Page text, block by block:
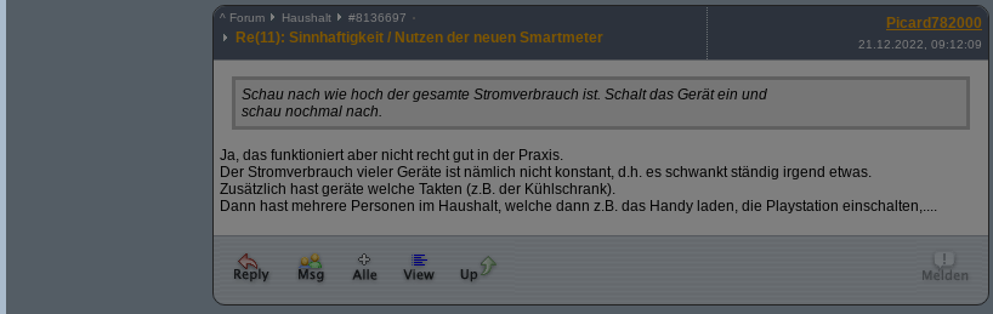
^ Forum Haushalt #8136697
Re(11): Sinnhaftigkeit / Nutzen der neuen Smartmeter
Picard782000
21.12.2022, 09:12:09
Schau nach wie hoch der gesamte Stromverbrauch ist. Schalt das Gerät ein und
schau nochmal nach.
Ja, das funktioniert aber nicht recht gut in der Praxis.
Der Stromverbrauch vieler Geräte ist nämlich nicht konstant, d.h. es schwankt ständig irgend etwas.
Zusätzlich hast geräte welche Takten (z.B. der Kühlschrank).
Dann hast mehrere Personen im Haushalt, welche dann z.B. das Handy laden, die Playstation einschalten,....